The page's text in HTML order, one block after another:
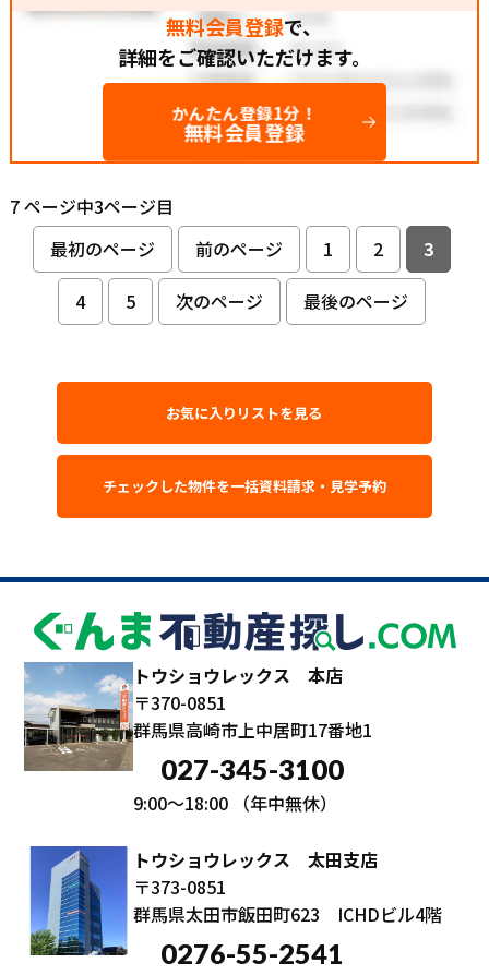
無料会員登録で、
詳細をご確認いただけます。
かんたん登録1分！
無料会員登録
7 ページ中3ページ目
最初のページ
前のページ 1 2
3
4
5 次のページ 最後のページ
お気に入りリストを見る
トウショウレックス 本店
〒370-0851
群馬県高崎市上中居町17番地1
027-345-3100
9:00～18:00 （年中無休）
トウショウレックス 太田支店
〒373-0851
群馬県太田市飯田町623 ICHDビル4階
0276-55-2541